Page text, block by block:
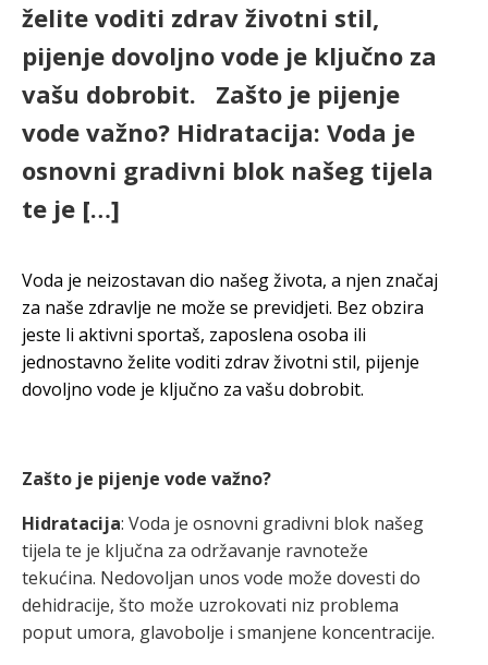
želite voditi zdrav životni stil,
pijenje dovoljno vode je ključno za
vašu dobrobit. Zašto je pijenje
vode važno? Hidratacija: Voda je
osnovni gradivni blok našeg tijela
te je […]
Voda je neizostavan dio našeg života, a njen značaj
za naše zdravlje ne može se previdjeti. Bez obzira
jeste li aktivni sportaš, zaposlena osoba ili
jednostavno želite voditi zdrav životni stil, pijenje
dovoljno vode je ključno za vašu dobrobit.
Zašto je pijenje vode važno?
Hidratacija: Voda je osnovni gradivni blok našeg
tijela te je ključna za održavanje ravnoteže
tekućina. Nedovoljan unos vode može dovesti do
dehidracije, što može uzrokovati niz problema
poput umora, glavobolje i smanjene koncentracije.